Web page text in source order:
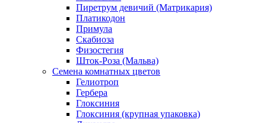
Пиретрум девичий (Матрикария)
Платикодон
Примула
Скабиоза
Физостегия
Шток-Роза (Мальва)
Семена комнатных цветов
Гелиотроп
Гербера
Глоксиния
Глоксиния (крупная упаковка)